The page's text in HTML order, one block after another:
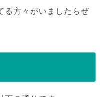
る方々がいましたらぜ